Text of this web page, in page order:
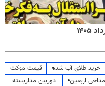
خرید طلای آب شده
قیمت موکت
مداحی اربعین
دوربین مداربسته